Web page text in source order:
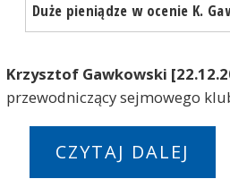
Duże pieniądze w ocenie K.
Krzysztof Gawkowski
przewodniczący sejmowego
CZYTAJ DALEJ